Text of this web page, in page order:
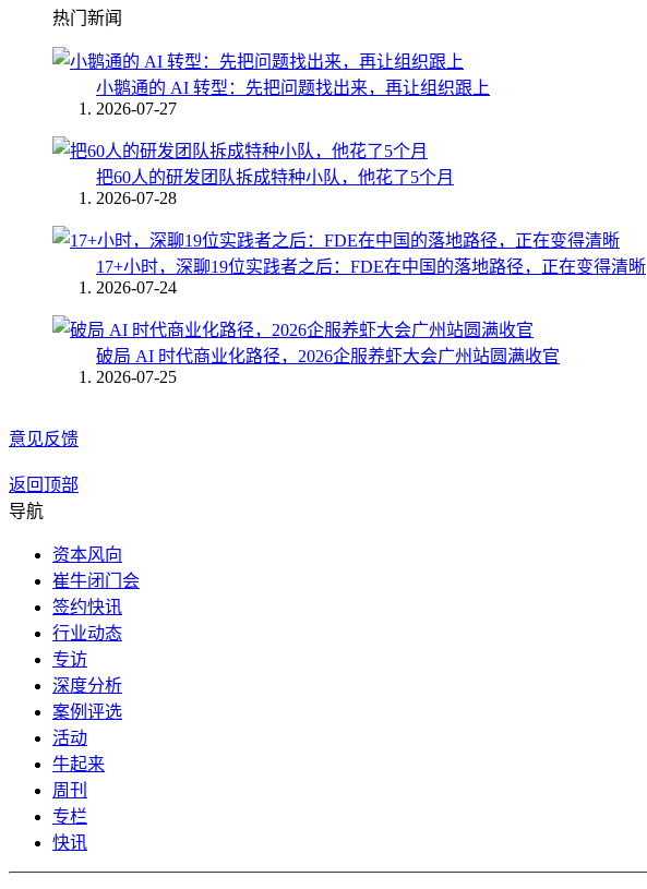
热门新闻
小鹅通的 AI 转型：先把问题找出来，再让组织跟上
2026-07-27
把60人的研发团队拆成特种小队，他花了5个月
2026-07-28
17+小时，深聊19位实践者之后：FDE在中国的落地路径，正在变得清晰
2026-07-24
破局 AI 时代商业化路径，2026企服养虾大会广州站圆满收官
2026-07-25
意见反馈
返回顶部
导航
资本风向
崔牛闭门会
签约快讯
行业动态
专访
深度分析
案例评选
活动
牛起来
周刊
专栏
快讯